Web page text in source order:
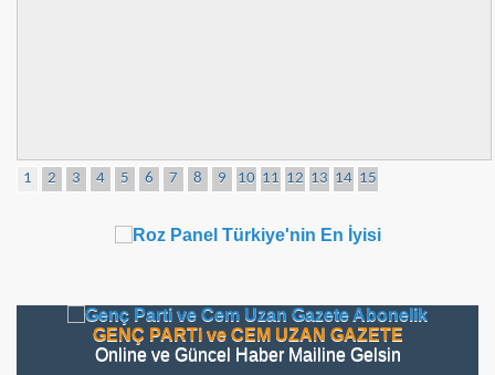
1 2 3 4 5 6 7 8 9 10 11 12 13 14 15
GENÇ PARTi ve CEM UZAN GAZETE
Online ve Güncel Haber Mailine Gelsin